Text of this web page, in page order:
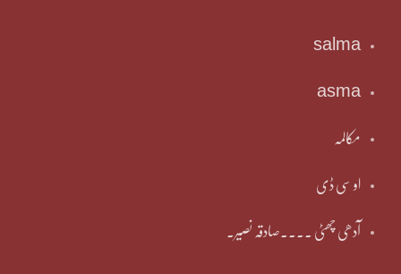
salma
asma
مکالمہ
او سی ڈی
آدھی چھٹی ۔۔۔۔صادقہ نصیر۔